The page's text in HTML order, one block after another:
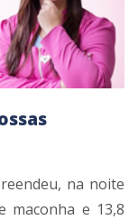
na noite
maconha e 13,8